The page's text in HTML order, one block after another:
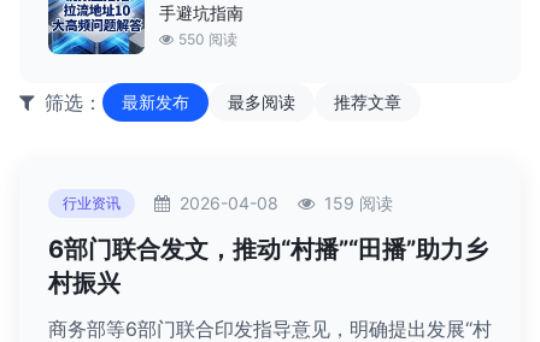
手避坑指南
550 阅读
筛选： 最新发布 最多阅读 推荐文章
行业资讯 2026-04-08 159 阅读
6部门联合发文，推动“村播”“田播”助力乡
村振兴
商务部等6部门联合印发指导意见，明确提出发展“村